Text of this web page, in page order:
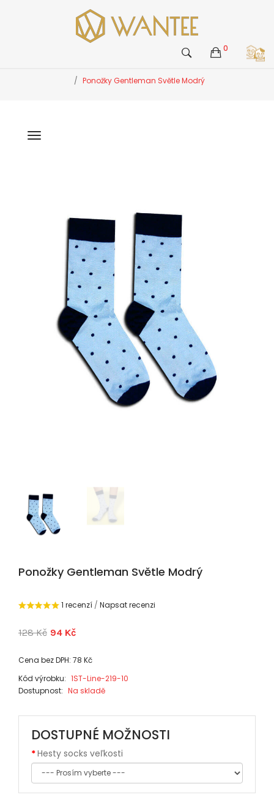
0
Ponožky Gentleman Světle Modrý
Ponožky Gentleman Světle Modrý
1 recenzí / Napsat recenzi
128 Kč 94 Kč
Cena bez DPH: 78 Kč
Kód výrobku: 1ST-Line-219-10
Dostupnost: Na skladě
DOSTUPNÉ MOŽNOSTI
Hesty socks veľkosti